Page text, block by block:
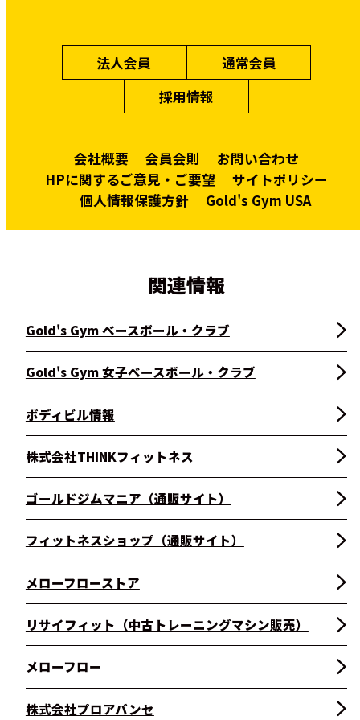
法人会員
通常会員
採用情報
会社概要 会員会則
お問い合わせ
HPに関するご意見・ご要望
サイトポリシー
個人情報保護方針
Gold's Gym USA
関連情報
Gold's Gym ベースボール・クラブ
Gold's Gym 女子ベースボール・クラブ
ボディビル情報
株式会社THINKフィットネス
ゴールドジムマニア（通販サイト）
フィットネスショップ（通販サイト）
メローフローストア
リサイフィット（中古トレーニングマシン販売）
メローフロー
株式会社プロアバンセ